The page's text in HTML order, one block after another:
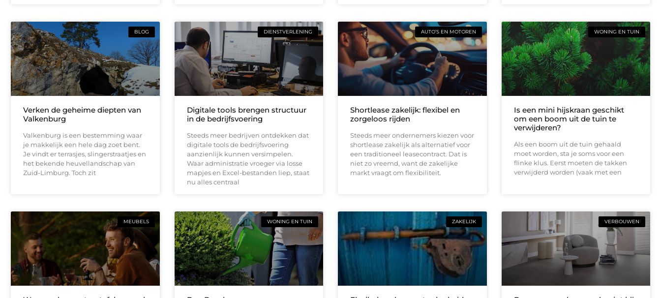
BLOG
Verken de geheime diepten van
Valkenburg
Valkenburg is een bestemming waar
je makkelijk een hele dag zoet bent.
Je vindt er terrasjes, slingerstraatjes en
het bekende heuvellandschap van
Zuid-Limburg. Toch zit
DIENSTVERLENING
Digitale tools brengen structuur
in de bedrijfsvoering
Steeds meer bedrijven ontdekken dat
digitale tools de bedrijfsvoering
aanzienlijk kunnen versimpelen.
Waar administratie vroeger via losse
mapjes en Excel-bestanden liep, staat
nu alles centraal
AUTO’S EN MOTOREN
Shortlease zakelijk: flexibel en
zorgeloos rijden
Steeds meer ondernemers kiezen voor
shortlease zakelijk als alternatief voor
een traditioneel leasecontract. Dat is
niet zo vreemd, want de zakelijke
markt vraagt om flexibiliteit.
WONING EN TUIN
Is een mini hijskraan geschikt
om een boom uit de tuin te
verwijderen?
Als een boom uit de tuin gehaald
moet worden, sta je soms voor een
flinke klus. Eerst moeten de takken
verwijderd worden (vaak met een
MEUBELS WONING EN TUIN ZAKELIJK VERBOUWEN